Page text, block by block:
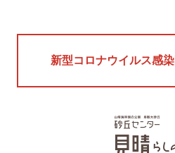
新型コロナウイルス感